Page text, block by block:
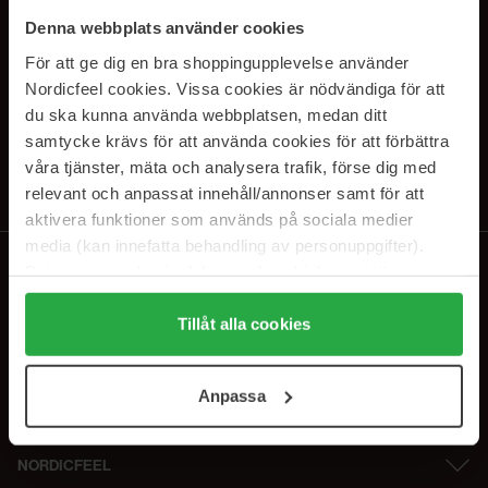
Denna webbplats använder cookies
För att ge dig en bra shoppingupplevelse använder
Nordicfeel cookies. Vissa cookies är nödvändiga för att
du ska kunna använda webbplatsen, medan ditt
samtycke krävs för att använda cookies för att förbättra
våra tjänster, mäta och analysera trafik, förse dig med
relevant och anpassat innehåll/annonser samt för att
aktivera funktioner som används på sociala medier
media (kan innefatta behandling av personuppgifter).
Genom att trycka på "Tillåt alla cookies" accepterar du
alla cookies, medan du under "Detaljer" kan anpassa
användningen av cookies. Du kan när som helst återkalla
samt vår Integritetspolicy.
Tillåt alla cookies
Anpassa
SUBSCRIBE TO OUR
NEWSLETTER
Sähköposti
Tilaamalla hyväksyttietosuojakäytäntömme. Peruuta tilaus milloin
NORDICFEEL